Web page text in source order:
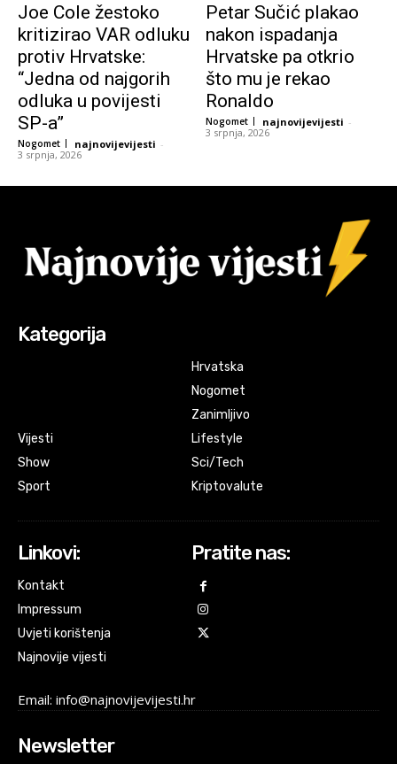
Joe Cole žestoko
kritizirao VAR odluku
protiv Hrvatske:
“Jedna od najgorih
odluka u povijesti
SP-a”
Nogomet najnovijevijesti -
3 srpnja, 2026
Petar Sučić plakao
nakon ispadanja
Hrvatske pa otkrio
što mu je rekao
Ronaldo
Nogomet najnovijevijesti -
3 srpnja, 2026
Kategorija
Vijesti
Show
Sport
Hrvatska
Nogomet
Zanimljivo
Lifestyle
Sci/Tech
Kriptovalute
Linkovi:
Kontakt
Impressum
Uvjeti korištenja
Najnovije vijesti
Pratite nas:
Email: info@najnovijevijesti.hr
Newsletter